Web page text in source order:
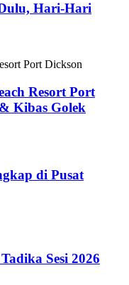
Hari-Hari
Resort Port
Kibas Golek
di Pusat
Sesi 2026